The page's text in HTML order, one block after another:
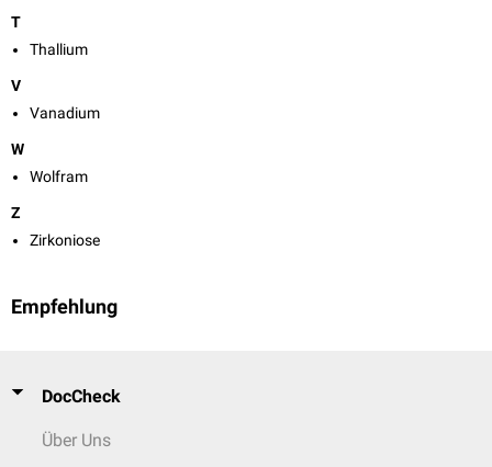
T
Thallium
V
Vanadium
W
Wolfram
Z
Zirkoniose
Empfehlung
DocCheck
Über Uns